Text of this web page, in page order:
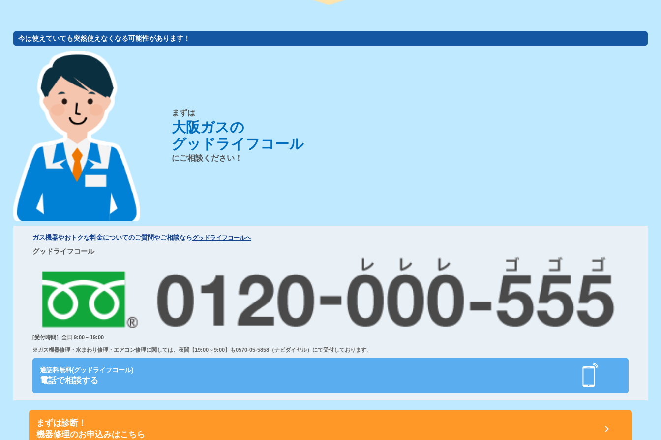
今は使えていても突然使えなくなる可能性があります！
まずは
大阪ガスの
グッドライフコール
にご相談ください！
ガス機器やおトクな料金についてのご質問やご相談ならグッドライフコールへ
グッドライフコール
[受付時間］全日 9:00～19:00
※ガス機器修理・水まわり修理・エアコン修理に関しては、夜間【19:00～9:00】も0570-05-5858（ナビダイヤル）にて受付しております。
通話料無料(グッドライフコール)
電話で相談する
まずは診断！
機器修理のお申込みはこちら